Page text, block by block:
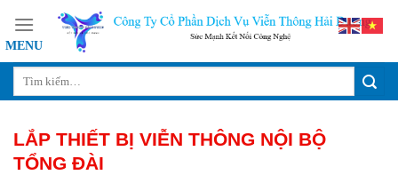
content
LẮP THIẾT BỊ VIỄN THÔNG NỘI BỘ
TỔNG ĐÀI